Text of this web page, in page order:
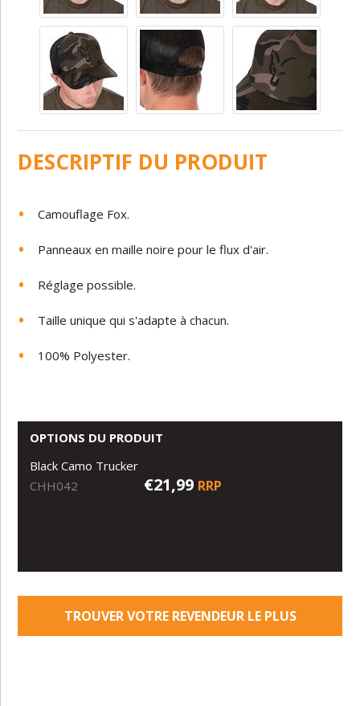
DESCRIPTIF DU PRODUIT
Camouflage Fox.
Panneaux en maille noire pour le flux d'air.
Réglage possible.
Taille unique qui s'adapte à chacun.
100% Polyester.
OPTIONS DU PRODUIT
Black Camo Trucker
CHH042
€21,99 RRP
TROUVER VOTRE REVENDEUR LE PLUS